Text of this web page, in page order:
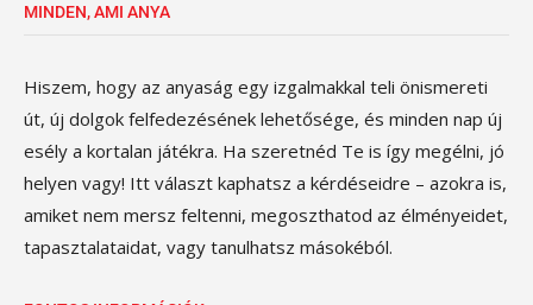
MINDEN, AMI ANYA
Hiszem, hogy az anyaság egy izgalmakkal teli önismereti
út, új dolgok felfedezésének lehetősége, és minden nap új
esély a kortalan játékra. Ha szeretnéd Te is így megélni, jó
helyen vagy! Itt választ kaphatsz a kérdéseidre – azokra is,
amiket nem mersz feltenni, megoszthatod az élményeidet,
tapasztalataidat, vagy tanulhatsz másokéból.